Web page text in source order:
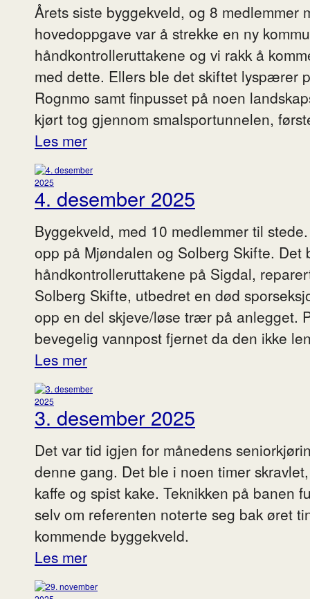
Årets siste byggekveld, og 8 medlemmer
hovedoppgave var å strekke en ny
håndkontrolleruttakene og vi rakk å
med dette. Ellers ble det skiftet lyspærer
Rognmo samt finpusset på noen
kjørt tog gjennom smalsportunnelen,
Les mer
4. desember 2025
Byggekveld, med 10 medlemmer til
opp på Mjøndalen og Solberg Skifte. Det
håndkontrolleruttakene på Sigdal,
Solberg Skifte, utbedret en død
opp en del skjeve/løse trær på anlegget.
bevegelig vannpost fjernet da den ikke
Les mer
3. desember 2025
Det var tid igjen for månedens
denne gang. Det ble i noen timer
kaffe og spist kake. Teknikken på banen
selv om referenten noterte seg bak øret
kommende byggekveld.
Les mer